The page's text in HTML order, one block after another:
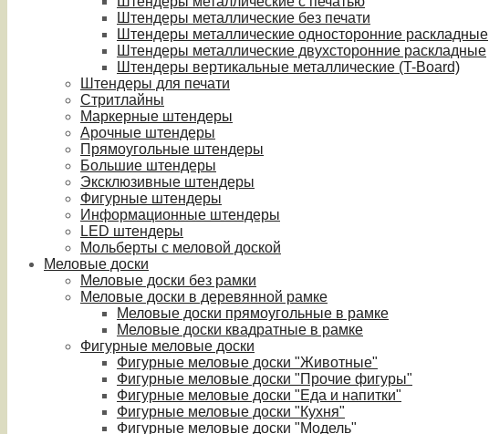
Штендеры металлические без печати
Штендеры металлические односторонние раскладные
Штендеры металлические двухсторонние раскладные
Штендеры вертикальные металлические (T-Board)
Штендеры для печати
Стритлайны
Маркерные штендеры
Арочные штендеры
Прямоугольные штендеры
Большие штендеры
Эксклюзивные штендеры
Фигурные штендеры
Информационные штендеры
LED штендеры
Мольберты с меловой доской
Меловые доски
Меловые доски без рамки
Меловые доски в деревянной рамке
Меловые доски прямоугольные в рамке
Меловые доски квадратные в рамке
Фигурные меловые доски
Фигурные меловые доски "Животные"
Фигурные меловые доски "Прочие фигуры"
Фигурные меловые доски "Еда и напитки"
Фигурные меловые доски "Кухня"
Фигурные меловые доски "Модель"